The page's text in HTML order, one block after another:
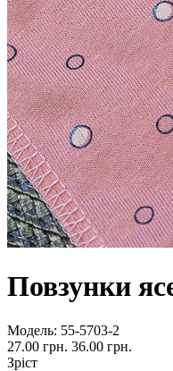
Повзунки
Модель: 55-5703-2
27.00 грн. 36.00 грн.
Зріст